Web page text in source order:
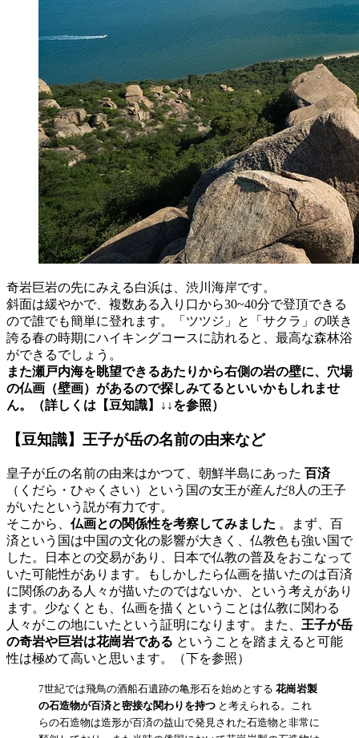
奇岩巨岩の先にみえる白浜は、渋川海岸です。
斜面は緩やかで、複数ある入り口から30~40分で登頂できる
ので誰でも簡単に登れます。「ツツジ」と「サクラ」の咲き
誇る春の時期にハイキングコースに訪れると、最高な森林浴
ができるでしょう。
また瀬戸内海を眺望できるあたりから右側の岩の壁に、穴場
の仏画（壁画）があるので探しみてるといいかもしれませ
ん。（詳しくは【豆知識】↓↓を参照）
【豆知識】王子が岳の名前の由来など
皇子が丘の名前の由来はかつて、朝鮮半島にあった 百済
（くだら・ひゃくさい）という国の女王が産んだ8人の王子
がいたという説が有力です。
そこから、 仏画との関係性を考察してみました 。まず、百
済という国は中国の文化の影響が大きく、仏教色も強い国で
した。日本との交易があり、日本で仏教の普及をおこなって
いた可能性があります。もしかしたら仏画を描いたのは百済
に関係のある人々が描いたのではないか、という考えがあり
ます。少なくとも、仏画を描くということは仏教に関わる
人々がこの地にいたという証明になります。また、 王子が岳
の奇岩や巨岩は花崗岩である ということを踏まえると可能
性は極めて高いと思います。（下を参照）
7世紀では飛鳥の酒船石遺跡の亀形石を始めとする 花崗岩製
の石造物が百済と密接な関わりを持つ と考えられる。これ
らの石造物は造形が百済の益山で発見された石造物と非常に